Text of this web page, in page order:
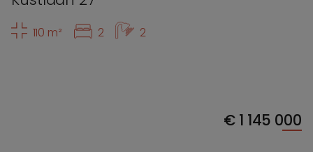
110 m² 2 2
€1 145 000